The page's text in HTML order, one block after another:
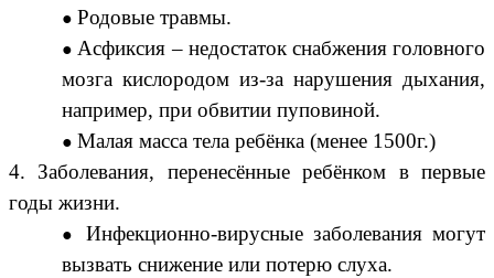
Родовые травмы.
Асфиксия – недостаток снабжения головного
мозга кислородом из-за нарушения дыхания,
например, при обвитии пуповиной.
Малая масса тела ребёнка (менее 1500г.)
4. Заболевания, перенесённые ребёнком в первые
годы жизни.
Инфекционно-вирусные заболевания могут
вызвать снижение или потерю слуха.